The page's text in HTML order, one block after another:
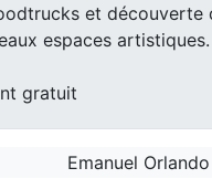
et découverte
espaces artistiques.
gratuit
Emanuel Orlando